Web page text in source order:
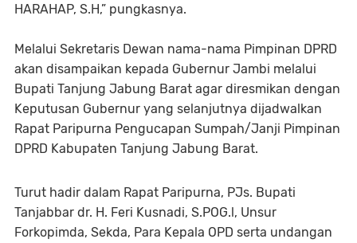
HARAHAP, S.H,” pungkasnya.
Melalui Sekretaris Dewan nama-nama Pimpinan DPRD
akan disampaikan kepada Gubernur Jambi melalui
Bupati Tanjung Jabung Barat agar diresmikan dengan
Keputusan Gubernur yang selanjutnya dijadwalkan
Rapat Paripurna Pengucapan Sumpah/Janji Pimpinan
DPRD Kabupaten Tanjung Jabung Barat.
Turut hadir dalam Rapat Paripurna, PJs. Bupati
Tanjabbar dr. H. Feri Kusnadi, S.POG.l, Unsur
Forkopimda, Sekda, Para Kepala OPD serta undangan